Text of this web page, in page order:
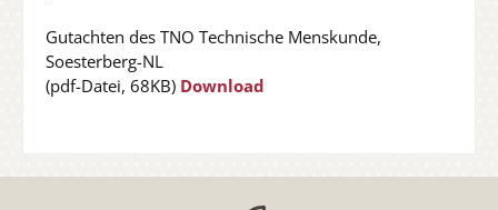
Gutachten des TNO Technische Menskunde,
Soesterberg-NL
(pdf-Datei, 68KB) Download